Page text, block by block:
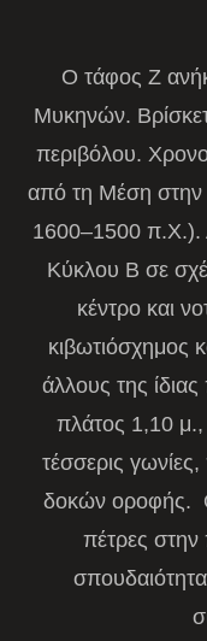
Ο τάφος Ζ
Μυκηνών.
περιβόλου.
από τη Μέση στην
1600–1500 π.Χ.).
Κύκλου Β σε
κέντρο και
κιβωτιόσχημος
άλλους της
πλάτος 1,10 μ.,
τέσσερις
δοκών οροφής.
πέτρες στην